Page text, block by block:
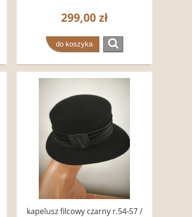
299,00 zł
do koszyka
kapelusz filcowy czarny r.54-57 /